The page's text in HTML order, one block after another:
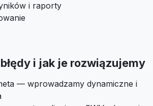
i raporty
i jak je rozwiązujemy
— wprowadzamy dynamiczne i